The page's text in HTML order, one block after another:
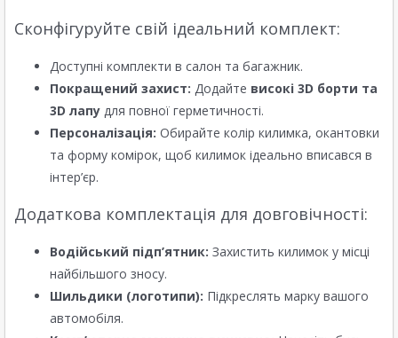
Сконфігуруйте свій ідеальний комплект:
Доступні комплекти в салон та багажник.
Покращений захист: Додайте високі 3D борти та
3D лапу для повної герметичності.
Персоналізація: Обирайте колір килимка, окантовки
та форму комірок, щоб килимок ідеально вписався в
інтер’єр.
Додаткова комплектація для довговічності:
Водійський підп’ятник: Захистить килимок у місці
найбільшого зносу.
Шильдики (логотипи): Підкреслять марку вашого
автомобіля.